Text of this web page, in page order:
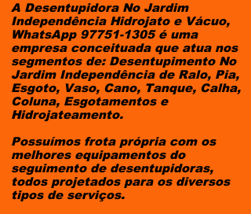
A Desentupidora No Jardim
Independência Hidrojato e Vácuo,
WhatsApp 97751-1305é uma
empresa conceituada que atua nos
segmentos de: Desentupimento No
Jardim Independência de Ralo, Pia,
Esgoto, Vaso, Cano, Tanque, Calha,
Coluna, Esgotamentos e
Hidrojateamento.
Possuímos frota própria com os
melhores equipamentos do
seguimento de desentupidoras,
todos projetados para os diversos
tipos de serviços.